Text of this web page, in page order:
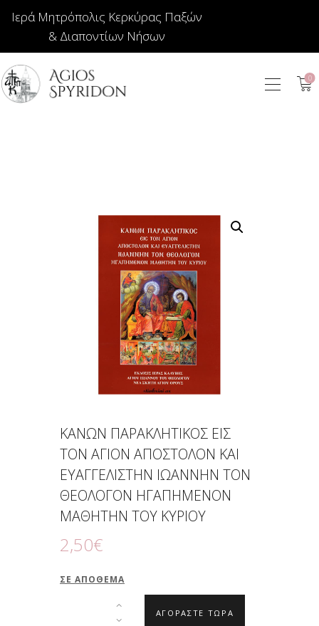
Ιερά Μητρόπολις Κερκύρας Παξών
& Διαποντίων Νήσων
0
ΕΙΔΗ ΔΩΡΩΝ –
ΣΠΙΤΙΟΥ
ΤΑΜΑΤΑ
ΑΡΘΡΟΓΡΑΦΙΑ
ΚΑΝΩΝ ΠΑΡΑΚΛΗΤΙΚΟΣ ΕΙΣ
ΤΟΝ ΑΓΙΟΝ ΑΠΟΣΤΟΛΟΝ ΚΑΙ
ΕΥΑΓΓΕΛΙΣΤΗΝ ΙΩΑΝΝΗΝ ΤΟΝ
ΘΕΟΛΟΓΟΝ ΗΓΑΠΗΜΕΝΟΝ
ΜΑΘΗΤΗΝ ΤΟΥ ΚΥΡΙΟΥ
2,50€
ΣΕ ΑΠΌΘΕΜΑ
ΑΓΟΡΑΣΤΕ ΤΩΡΑ